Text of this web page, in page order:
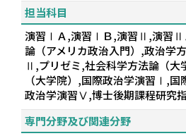
担当科目
演習ⅠＡ,演習ⅠＢ,演習Ⅱ,演習Ⅱ
論（アメリカ政治入門）,政治学
Ⅱ,プリゼミ,社会科学方法論（大
（大学院）,国際政治学演習Ⅰ,
政治学演習Ⅴ,博士後期課程研究
専門分野及び関連分野